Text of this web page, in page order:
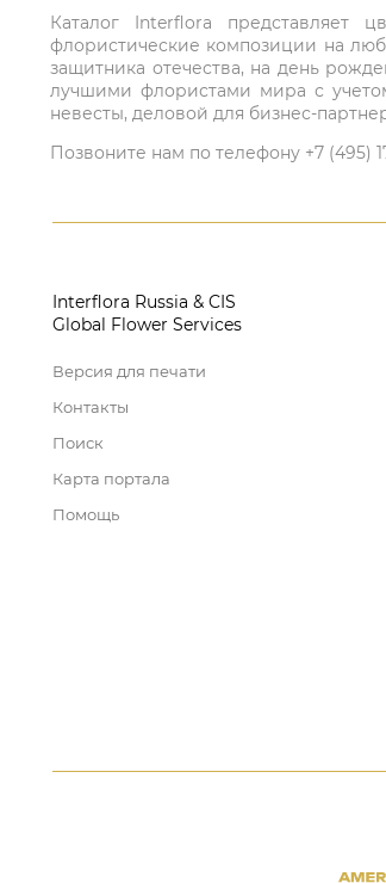
Каталог Interflora представляет
флористические композиции на
защитника отечества, на день
лучшими флористами мира с
невесты, деловой для бизнес-
Позвоните нам по телефону +7
Interflora Russia & CIS
Global Flower Services
Версия для печати
Контакты
Поиск
Карта портала
Помощь